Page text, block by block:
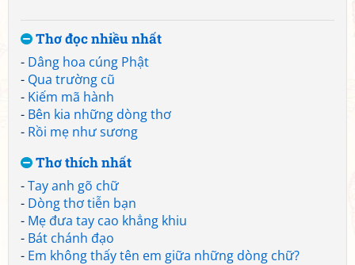
Thơ đọc nhiều nhất
- Dâng hoa cúng Phật
- Qua trường cũ
- Kiếm mã hành
- Bên kia những dòng thơ
- Rồi mẹ như sương
Thơ thích nhất
-Tay anh gõ chữ
- Dòng thơ tiễn bạn
- Mẹ đưa tay cao khẳng khiu
- Bát chánh đạo
- Em không thấy tên em giữa những dòng chữ?